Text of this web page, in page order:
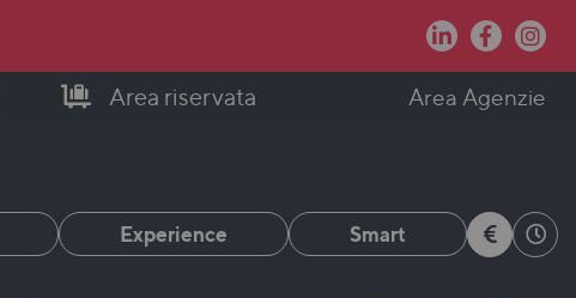
Area riservata Area Agenzie
Experience Smart